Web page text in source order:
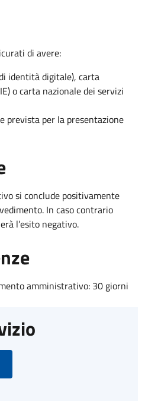
di avere:
identità digitale), carta
o carta nazionale dei servizi
prevista per la presentazione
si conclude positivamente
In caso contrario
l’esito negativo.
amministrativo: 30 giorni